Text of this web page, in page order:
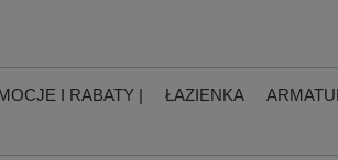
I RABATY | ŁAZIENKA